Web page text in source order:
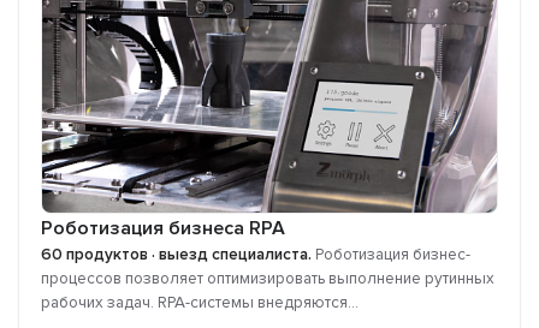
Роботизация бизнеса RPA
60 продуктов · выезд специалиста. Роботизация бизнес-
процессов позволяет оптимизировать выполнение рутинных
рабочих задач. RPA-системы внедряются...